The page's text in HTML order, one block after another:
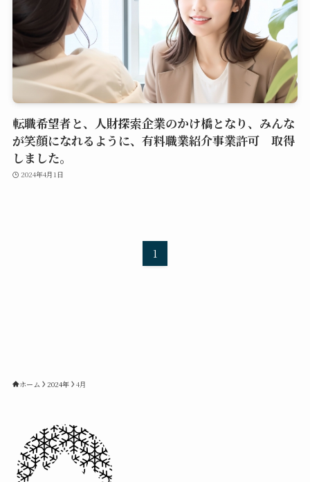
転職希望者と、人財探索企業のかけ橋となり、みんな
が笑顔になれるように、有料職業紹介事業許可 取得
しました。
2024年4月1日
1
ホーム 2024年 4月